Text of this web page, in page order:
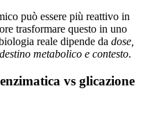
può essere più reattivo in
trasformare questo in uno
reale dipende da dose,
metabolico e contesto.
vs glicazione